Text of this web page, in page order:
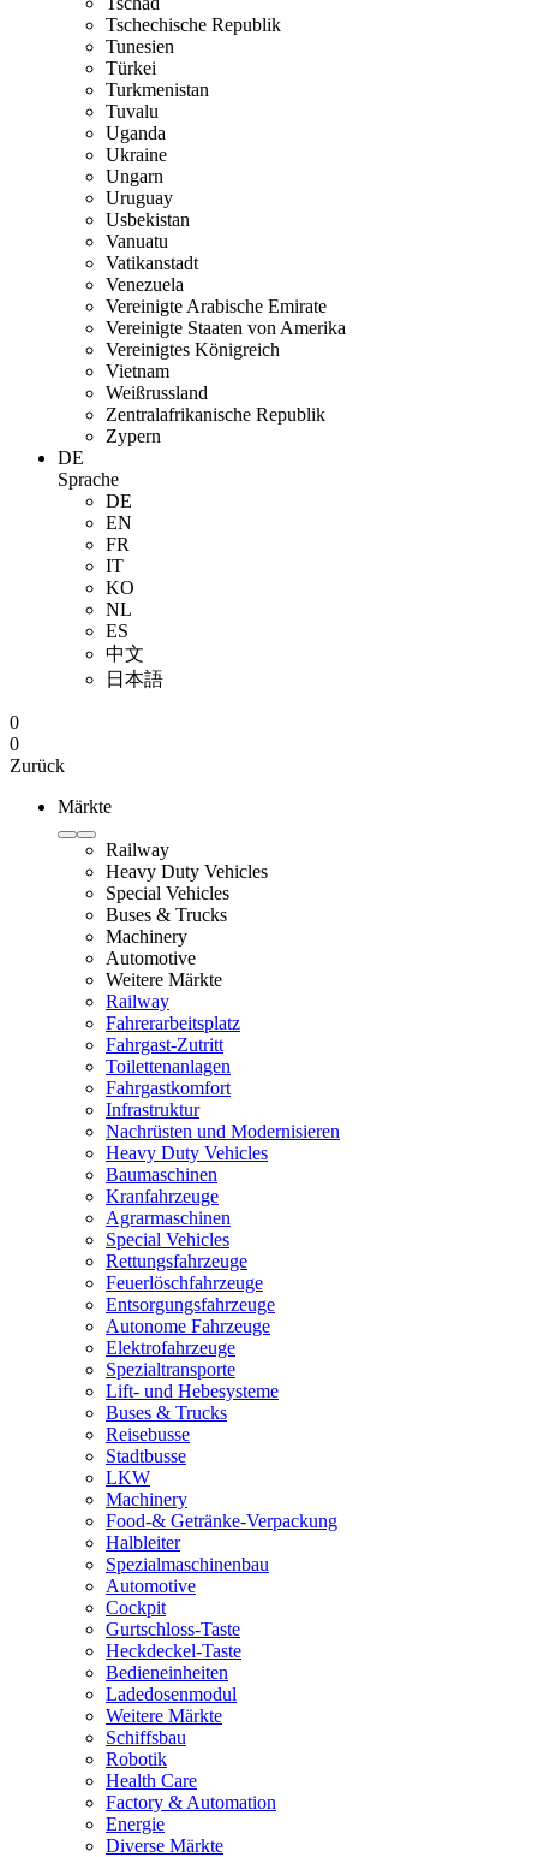
Tschechische Republik
Tunesien
Türkei
Turkmenistan
Tuvalu
Uganda
Ukraine
Ungarn
Uruguay
Usbekistan
Vanuatu
Vatikanstadt
Venezuela
Vereinigte Arabische Emirate
Vereinigte Staaten von Amerika
Vereinigtes Königreich
Vietnam
Weißrussland
Zentralafrikanische Republik
Zypern
DE
Sprache
DE
EN
FR
IT
KO
NL
ES
中文
日本語
0
0
Zurück
Märkte
Railway
Heavy Duty Vehicles
Special Vehicles
Buses & Trucks
Machinery
Automotive
Weitere Märkte
Railway
Fahrerarbeitsplatz
Fahrgast-Zutritt
Toilettenanlagen
Fahrgastkomfort
Infrastruktur
Nachrüsten und Modernisieren
Heavy Duty Vehicles
Baumaschinen
Kranfahrzeuge
Agrarmaschinen
Special Vehicles
Rettungsfahrzeuge
Feuerlöschfahrzeuge
Entsorgungsfahrzeuge
Autonome Fahrzeuge
Elektrofahrzeuge
Spezialtransporte
Lift- und Hebesysteme
Buses & Trucks
Reisebusse
Stadtbusse
LKW
Machinery
Food-& Getränke-Verpackung
Halbleiter
Spezialmaschinenbau
Automotive
Cockpit
Gurtschloss-Taste
Heckdeckel-Taste
Bedieneinheiten
Ladedosenmodul
Weitere Märkte
Schiffsbau
Robotik
Health Care
Factory & Automation
Energie
Diverse Märkte